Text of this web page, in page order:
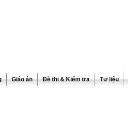
Giáo án Đề thi & Kiểm tra Tư liệu